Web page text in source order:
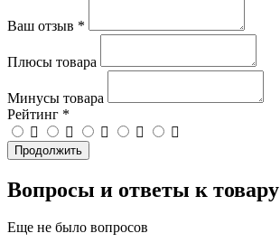
Ваш отзыв *
Плюсы товара
Минусы товара
Рейтинг *
Продолжить
Вопросы и ответы к товару
Еще не было вопросов